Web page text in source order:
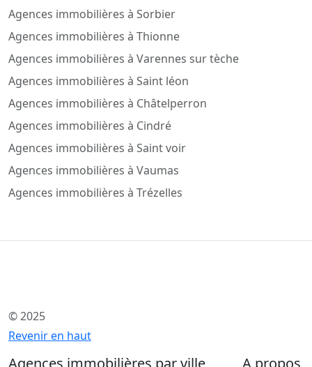
Agences immobilières à Sorbier
Agences immobilières à Thionne
Agences immobilières à Varennes sur tèche
Agences immobilières à Saint léon
Agences immobilières à Châtelperron
Agences immobilières à Cindré
Agences immobilières à Saint voir
Agences immobilières à Vaumas
Agences immobilières à Trézelles
© 2025
Revenir en haut
Agences immobilières par ville A propos